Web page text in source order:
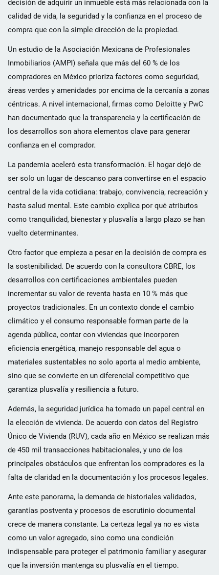
decisión de adquirir un inmueble está más relacionada con la
calidad de vida, la seguridad y la confianza en el proceso de
compra que con la simple dirección de la propiedad.
Un estudio de la Asociación Mexicana de Profesionales
Inmobiliarios (AMPI) señala que más del 60 % de los
compradores en México prioriza factores como seguridad,
áreas verdes y amenidades por encima de la cercanía a zonas
céntricas. A nivel internacional, firmas como Deloitte y PwC
han documentado que la transparencia y la certificación de
los desarrollos son ahora elementos clave para generar
confianza en el comprador.
La pandemia aceleró esta transformación. El hogar dejó de
ser solo un lugar de descanso para convertirse en el espacio
central de la vida cotidiana: trabajo, convivencia, recreación y
hasta salud mental. Este cambio explica por qué atributos
como tranquilidad, bienestar y plusvalía a largo plazo se han
vuelto determinantes.
Otro factor que empieza a pesar en la decisión de compra es
la sostenibilidad. De acuerdo con la consultora CBRE, los
desarrollos con certificaciones ambientales pueden
incrementar su valor de reventa hasta en 10 % más que
proyectos tradicionales. En un contexto donde el cambio
climático y el consumo responsable forman parte de la
agenda pública, contar con viviendas que incorporen
eficiencia energética, manejo responsable del agua o
materiales sustentables no solo aporta al medio ambiente,
sino que se convierte en un diferencial competitivo que
garantiza plusvalía y resiliencia a futuro.
Además, la seguridad jurídica ha tomado un papel central en
la elección de vivienda. De acuerdo con datos del Registro
Único de Vivienda (RUV), cada año en México se realizan más
de 450 mil transacciones habitacionales, y uno de los
principales obstáculos que enfrentan los compradores es la
falta de claridad en la documentación y los procesos legales.
Ante este panorama, la demanda de historiales validados,
garantías postventa y procesos de escrutinio documental
crece de manera constante. La certeza legal ya no es vista
como un valor agregado, sino como una condición
indispensable para proteger el patrimonio familiar y asegurar
que la inversión mantenga su plusvalía en el tiempo.